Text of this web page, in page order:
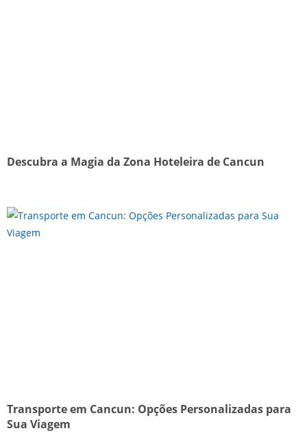
Descubra a Magia da Zona Hoteleira de Cancun
Transporte em Cancun: Opções Personalizadas para
Sua Viagem